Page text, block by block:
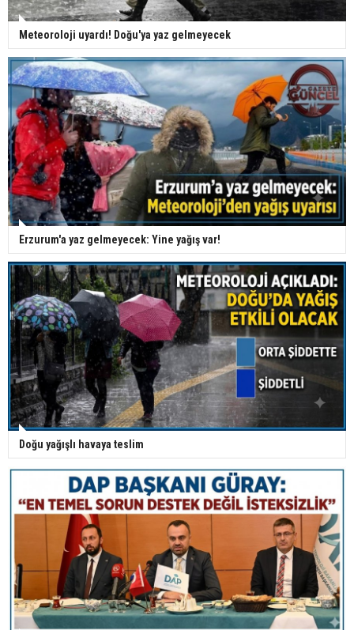
Meteoroloji uyardı! Doğu'ya yaz gelmeyecek
Erzurum'a yaz gelmeyecek: Yine yağış var!
Doğu yağışlı havaya teslim